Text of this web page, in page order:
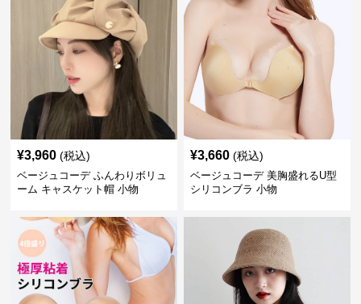
¥3,960 (税込)
ベージュコーデ ふんわりボリュ
ーム キャスケット帽 小物
¥3,660 (税込)
ベージュコーデ 美胸盛れるU型
シリコンブラ 小物